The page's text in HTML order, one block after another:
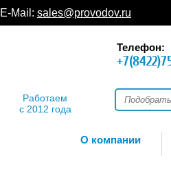
E-Mail: sales@provodov.ru
Работаем
с 2012 года
Телефон:
О компании